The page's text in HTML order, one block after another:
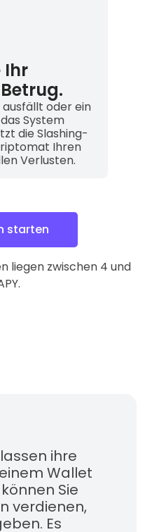
Ihr
oder ein
System
die Slashing-
Ihren
Verlusten.
starten
liegen zwischen 4 und
ihre
Wallet
Sie
verdienen,
Es
abmelden kann.